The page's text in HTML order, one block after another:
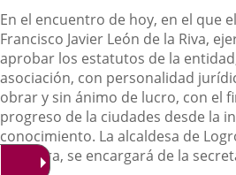
En el encuentro de hoy, en el que
Francisco Javier León de la Riva,
aprobar los estatutos de la
asociación, con personalidad
obrar y sin ánimo de lucro, con el
progreso de la ciudades desde la
conocimiento. La alcaldesa de
Gamarra, se encargará de la